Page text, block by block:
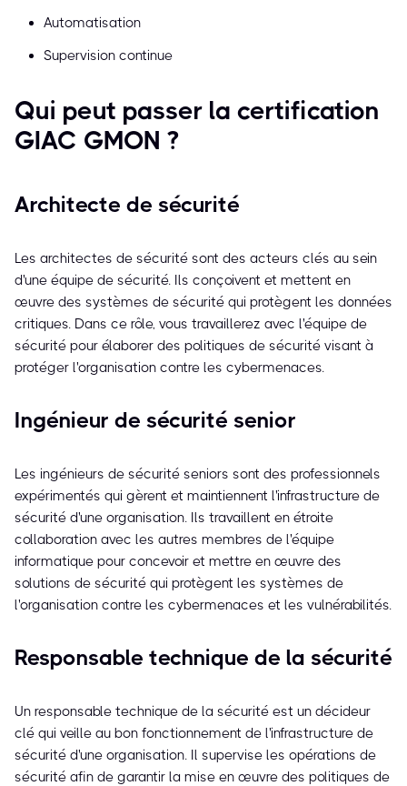
Automatisation
Supervision continue
Qui peut passer la certification
GIAC GMON ?
Architecte de sécurité
Les architectes de sécurité sont des acteurs clés au sein
d'une équipe de sécurité. Ils conçoivent et mettent en
œuvre des systèmes de sécurité qui protègent les données
critiques. Dans ce rôle, vous travaillerez avec l'équipe de
sécurité pour élaborer des politiques de sécurité visant à
protéger l'organisation contre les cybermenaces.
Ingénieur de sécurité senior
Les ingénieurs de sécurité seniors sont des professionnels
expérimentés qui gèrent et maintiennent l'infrastructure de
sécurité d'une organisation. Ils travaillent en étroite
collaboration avec les autres membres de l'équipe
informatique pour concevoir et mettre en œuvre des
solutions de sécurité qui protègent les systèmes de
l'organisation contre les cybermenaces et les vulnérabilités.
Responsable technique de la sécurité
Un responsable technique de la sécurité est un décideur
clé qui veille au bon fonctionnement de l'infrastructure de
sécurité d'une organisation. Il supervise les opérations de
sécurité afin de garantir la mise en œuvre des politiques de